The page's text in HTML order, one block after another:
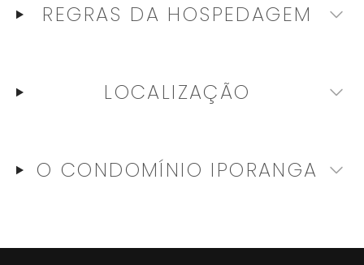
REGRAS DA HOSPEDAGEM
LOCALIZAÇÃO
O CONDOMÍNIO IPORANGA